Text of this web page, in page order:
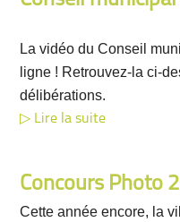
La vidéo du Conseil
ligne ! Retrouvez-la ci-
délibérations.
Lire la suite
Concours Photo
Cette année encore, la